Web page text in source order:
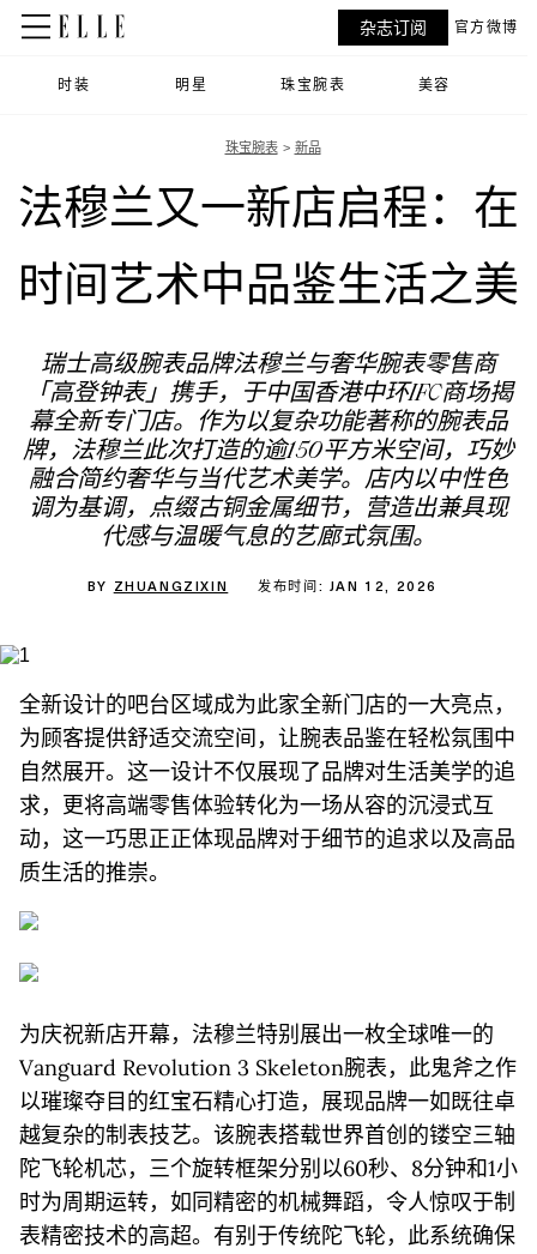
时装 明星 珠宝腕表 美容
杂志订阅 官方微博
珠宝腕表 新品
法穆兰又一新店启程：在
时间艺术中品鉴生活之美
瑞士高级腕表品牌法穆兰与奢华腕表零售商
「高登钟表」携手，于中国香港中环IFC商场揭
幕全新专门店。作为以复杂功能著称的腕表品
牌，法穆兰此次打造的逾150平方米空间，巧妙
融合简约奢华与当代艺术美学。店内以中性色
调为基调，点缀古铜金属细节，营造出兼具现
代感与温暖气息的艺廊式氛围。
BY ZHUANGZIXIN 发布时间: JAN 12, 2026
全新设计的吧台区域成为此家全新门店的一大亮点，
为顾客提供舒适交流空间，让腕表品鉴在轻松氛围中
自然展开。这一设计不仅展现了品牌对生活美学的追
求，更将高端零售体验转化为一场从容的沉浸式互
动，这一巧思正正体现品牌对于细节的追求以及高品
质生活的推崇。
为庆祝新店开幕，法穆兰特别展出一枚全球唯一的
Vanguard Revolution 3 Skeleton腕表，此鬼斧之作
以璀璨夺目的红宝石精心打造，展现品牌一如既往卓
越复杂的制表技艺。该腕表搭载世界首创的镂空三轴
陀飞轮机芯，三个旋转框架分别以60秒、8分钟和1小
时为周期运转，如同精密的机械舞蹈，令人惊叹于制
表精密技术的高超。有别于传统陀飞轮，此系统确保